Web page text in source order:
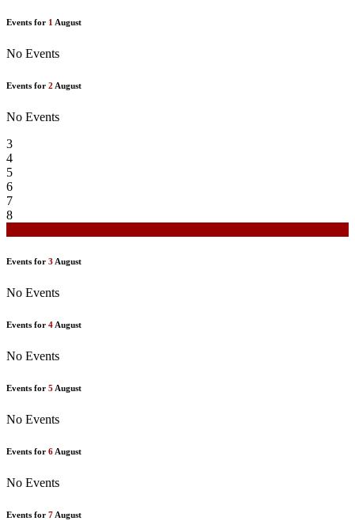
Events for 1 August
No Events
Events for 2 August
No Events
3
4
5
6
7
8
Events for 3 August
No Events
Events for 4 August
No Events
Events for 5 August
No Events
Events for 6 August
No Events
Events for 7 August